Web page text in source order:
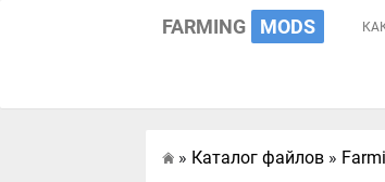
FARMING MODS
Главная
» Каталог файлов »